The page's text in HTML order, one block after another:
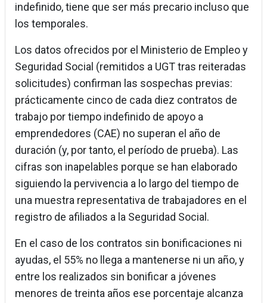
indefinido, tiene que ser más precario incluso que
los temporales.
Los datos ofrecidos por el Ministerio de Empleo y
Seguridad Social (remitidos a UGT tras reiteradas
solicitudes) confirman las sospechas previas:
prácticamente cinco de cada diez contratos de
trabajo por tiempo indefinido de apoyo a
emprendedores (CAE) no superan el año de
duración (y, por tanto, el período de prueba). Las
cifras son inapelables porque se han elaborado
siguiendo la pervivencia a lo largo del tiempo de
una muestra representativa de trabajadores en el
registro de afiliados a la Seguridad Social.
En el caso de los contratos sin bonificaciones ni
ayudas, el 55% no llega a mantenerse ni un año, y
entre los realizados sin bonificar a jóvenes
menores de treinta años ese porcentaje alcanza